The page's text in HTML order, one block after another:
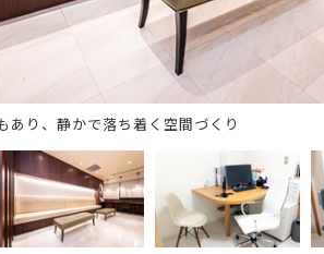
あり、静かで落ち着く空間づくり